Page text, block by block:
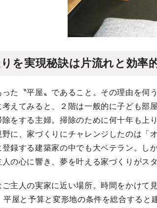
を実現秘訣は片流れと効率
た〝平屋〟であること。その理由を伺
えてみると、２階は一般的に子ども部
をする主婦。掃除のために何十年も上
に、家づくりにチャレンジしたのは「
録する建築家の中でも大ベテラン。し
の心に響き、夢を叶える家づくりがス
主人の実家に近い場所。時間をかけて
屋と予算と変形地の条件を総合すると